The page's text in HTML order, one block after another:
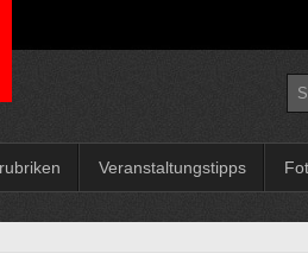
Veranstaltungstipps